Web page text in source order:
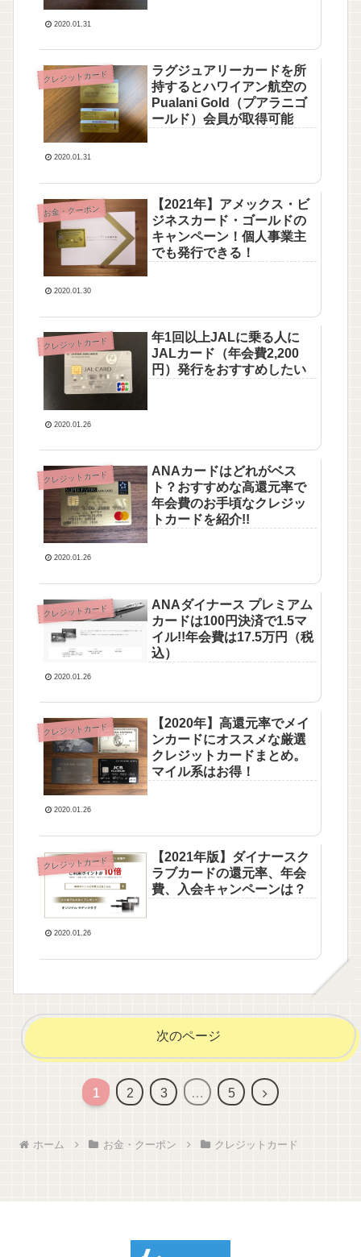
2020.01.31
クレジットカード
ラグジュアリーカードを所
持するとハワイアン航空の
Pualani Gold（プアラニゴ
ールド）会員が取得可能
2020.01.31
お金・クーポン
【2021年】アメックス・ビ
ジネスカード・ゴールドの
キャンペーン！個人事業主
でも発行できる！
2020.01.30
クレジットカード
年1回以上JALに乗る人に
JALカード（年会費2,200
円）発行をおすすめしたい
2020.01.26
クレジットカード
ANAカードはどれがベス
ト？おすすめな高還元率で
年会費のお手頃なクレジッ
トカードを紹介!!
2020.01.26
クレジットカード
ANAダイナース プレミアム
カードは100円決済で1.5マ
イル!!年会費は17.5万円（税
込）
2020.01.26
クレジットカード
【2020年】高還元率でメイ
ンカードにオススメな厳選
クレジットカードまとめ。
マイル系はお得！
2020.01.26
クレジットカード
【2021年版】ダイナースク
ラブカードの還元率、年会
費、入会キャンペーンは？
2020.01.26
次のページ
1 2 3 … 5
ホーム お金・クーポン クレジットカード